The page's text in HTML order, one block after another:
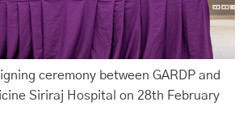
ceremony between GARDP and
Siriraj Hospital on 28th February